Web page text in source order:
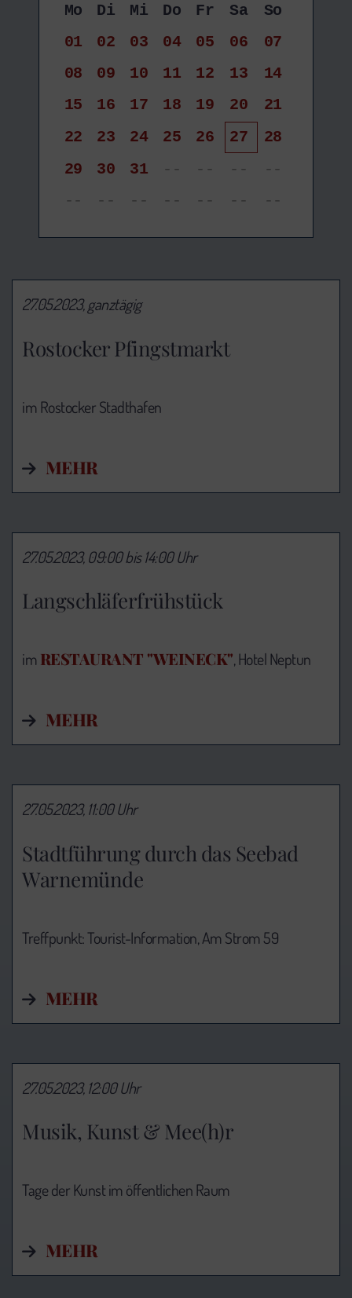
Mo Di Mi Do Fr Sa
So
01
02 03 04 05 06
07
08
09 10 11 12 13
14
15
16 17 18 19 20
21
22
23 24 25 26 27
28
29
30 31 -- -- --
--
--
-- -- -- -- -- --
Rostocker Pfingstmarkt
27.05.2023, ganztägig
im Rostocker Stadthafen
MEHR
Langschläferfrühstück
27.05.2023, 09:00 bis 14:00 Uhr
imRESTAURANT "WEINECK", Hotel Neptun
MEHR
Stadtführung durch das Seebad
Warnemünde
27.05.2023, 11:00 Uhr
Treffpunkt: Tourist-Information,Am Strom 59
MEHR
Musik, Kunst & Mee(h)r
27.05.2023, 12:00 Uhr
Tage der Kunst im öffentlichen Raum
MEHR